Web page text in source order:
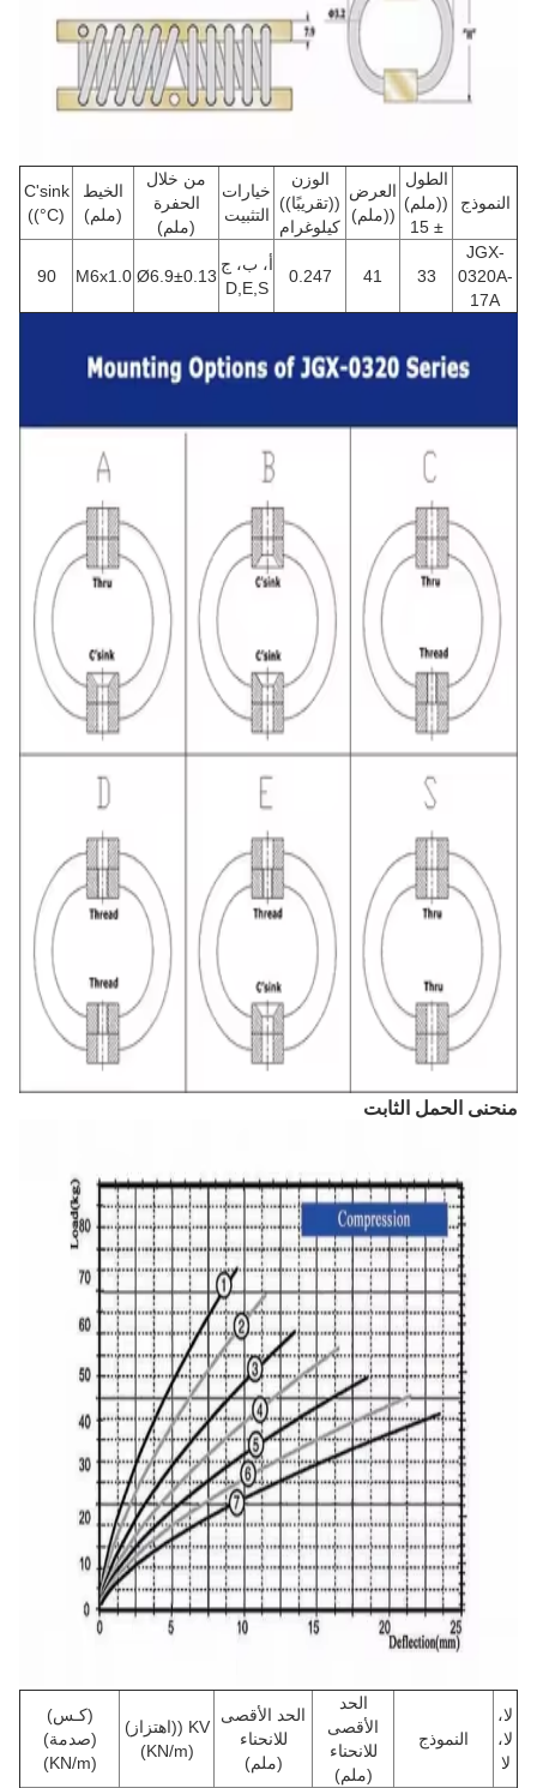
النموذج
الطول
((ملم)
± 15
العرض
((ملم)
الوزن
((تقريبًا))
كيلوغرام
خيارات
التثبيت
من خلال
الحفرة
(ملم)
الخيط
(ملم)
C'sink
((°C)
JGX-
0320A-
17A
33
41
0.247
أ، ب، ج
D,E,S
Ø6.9±0.13
M6x1.0
90
منحنى الحمل الثابت
لا،
لا،
لا
النموذج
الحد
الأقصى
للانحناء
(ملم)
الحد الأقصى
للانحناء
(ملم)
KV ((اهتزاز)
(كـس)
(صدمة)